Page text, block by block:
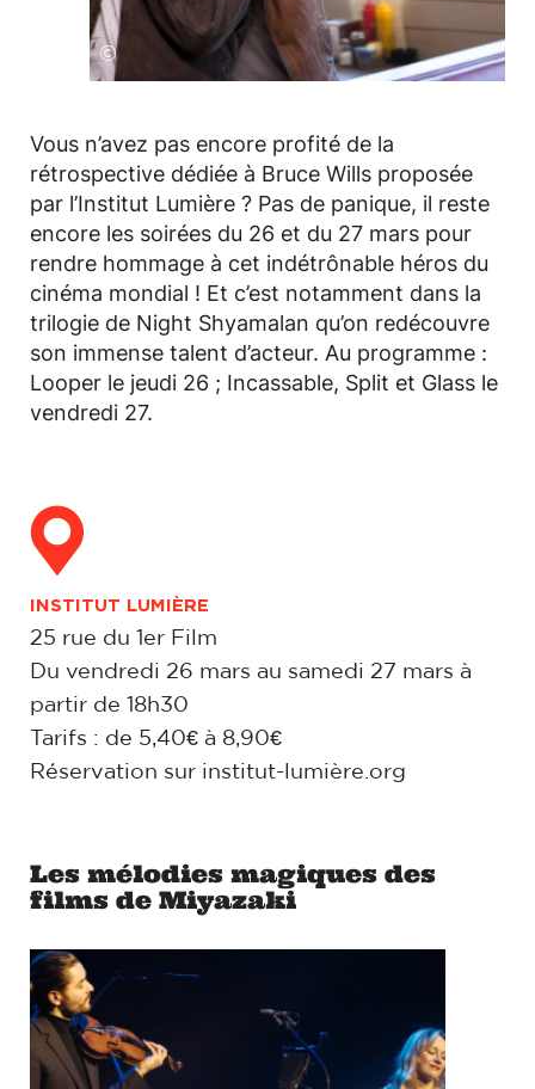
©
Vous n’avez pas encore profité de la
rétrospective dédiée à Bruce Wills proposée
par l’Institut Lumière ? Pas de panique, il reste
encore les soirées du 26 et du 27 mars pour
rendre hommage à cet indétrônable héros du
cinéma mondial ! Et c’est notamment dans la
trilogie de Night Shyamalan qu’on redécouvre
son immense talent d’acteur. Au programme :
Looper le jeudi 26 ; Incassable, Split et Glass le
vendredi 27.
INSTITUT LUMIÈRE
25 rue du 1er Film
Du vendredi 26 mars au samedi 27 mars à
partir de 18h30
Tarifs : de 5,40€ à 8,90€
Réservation sur institut-lumière.org
Les mélodies magiques des
films de Miyazaki